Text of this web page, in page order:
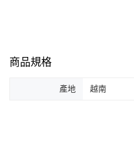
商品規格
產地 越南